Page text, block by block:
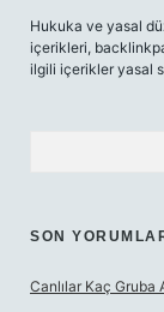
Hukuka ve yasal
içerikleri,
ilgili içerikler yasal
SON
Canlılar Kaç Gruba